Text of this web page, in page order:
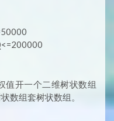
值开一个二维树状数组
数组套树状数组。